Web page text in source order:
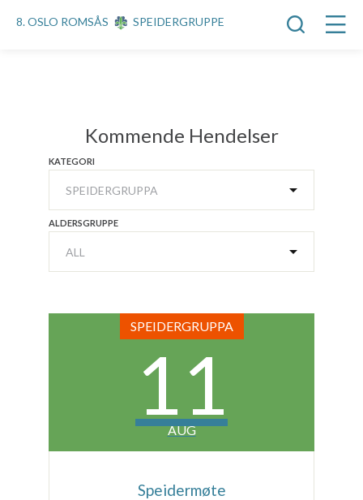
8. OSLO ROMSÅS SPEIDERGRUPPE
Kommende Hendelser
KATEGORI
ALDERSGRUPPE
SPEIDERGRUPPA
11
AUG
Speidermøte